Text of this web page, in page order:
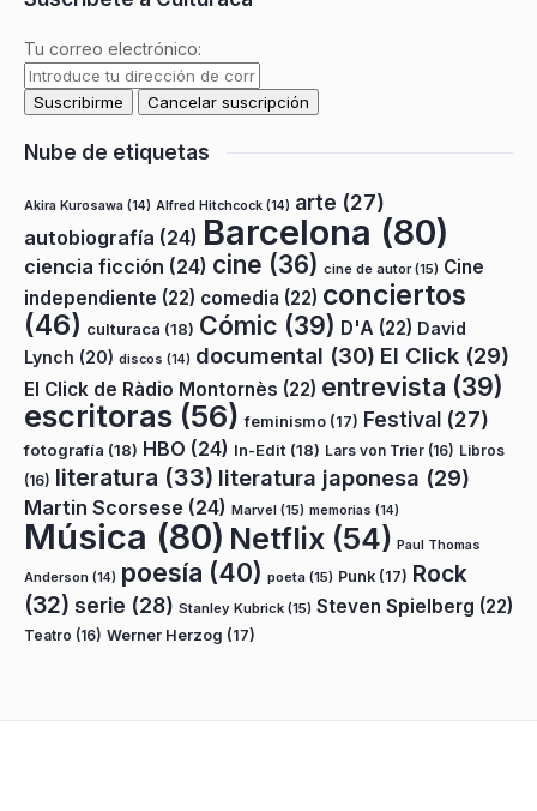
Tu correo electrónico:
Nube de etiquetas
Akira Kurosawa (14) Alfred Hitchcock (14) arte (27)
autobiografía (24) Barcelona (80)
ciencia ficción (24) cine (36) cine de autor(15) Cine
independiente (22) comedia (22) conciertos
(46) culturaca (18) Cómic (39) D'A (22) David
Lynch (20) discos (14) documental (30) El Click (29)
El Click de Ràdio Montornès (22) entrevista (39)
escritoras (56) feminismo (17) Festival (27)
fotografía (18) HBO (24) In-Edit (18) Lars von Trier (16) Libros
(16) literatura (33) literatura japonesa (29)
Martin Scorsese (24) Marvel (15) memorias (14)
Música (80) Netflix (54) Paul Thomas
Anderson (14) poesía (40) poeta (15) Punk (17) Rock
(32) serie (28) Stanley Kubrick (15) Steven Spielberg (22)
Teatro (16) Werner Herzog (17)